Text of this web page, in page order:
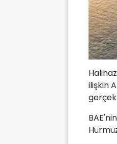
ilişkin